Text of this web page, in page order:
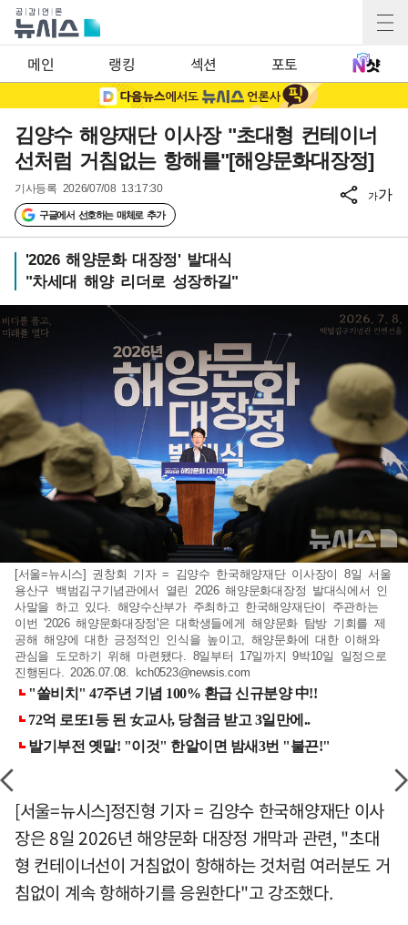
메인 랭킹 섹션 포토
김양수 해양재단 이사장 "초대형 컨테이너
선처럼 거침없는 항해를"[해양문화대장정]
기사등록 2026/07/08 13:17:30
구글에서 선호하는 매체로 추가
가가
'2026 해양문화 대장정' 발대식
"차세대 해양 리더로 성장하길"
[서울=뉴시스] 권창회 기자 = 김양수 한국해양재단 이사장이 8일 서울
용산구 백범김구기념관에서 열린 2026 해양문화대장정 발대식에서 인
사말을 하고 있다. 해양수산부가 주최하고 한국해양재단이 주관하는
이번 '2026 해양문화대장정'은 대학생들에게 해양문화 탐방 기회를 제
공해 해양에 대한 긍정적인 인식을 높이고, 해양문화에 대한 이해와
관심을 도모하기 위해 마련됐다. 8일부터 17일까지 9박10일 일정으로
진행된다. 2026.07.08.
kch0523@newsis.com
[서울=뉴시스]정진형 기자 = 김양수 한국해양재단 이사
장은 8일 2026년 해양문화 대장정 개막과 관련, "초대
형 컨테이너선이 거침없이 항해하는 것처럼 여러분도 거
침없이 계속 항해하기를 응원한다"고 강조했다.